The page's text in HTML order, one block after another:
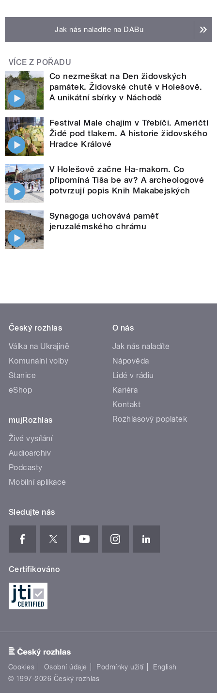
Jak nás naladíte na DABu
VÍCE Z POŘADU
Co nezmeškat na Den židovských
památek. Židovské chutě v Holešově.
A unikátní sbírky v Náchodě
Festival Male chajim v Třebíči. Američtí
Židé pod tlakem. A historie židovského
Hradce Králové
V Holešově začne Ha-makom. Co
připomíná Tiša be av? A archeologové
potvrzují popis Knih Makabejských
Synagoga uchovává paměť
jeruzalémského chrámu
Český rozhlas
Válka na Ukrajině
Komunální volby
Stanice
eShop
mujRozhlas
Živé vysílání
Audioarchiv
Podcasty
Mobilní aplikace
O nás
Jak nás naladíte
Nápověda
Lidé v rádiu
Kariéra
Kontakt
Rozhlasový poplatek
Sledujte nás
Certifikováno
Cookies Osobní údaje Podmínky užití
English
© 1997-2026 Český rozhlas